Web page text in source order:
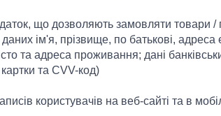
що дозволяють замовляти товари
даних ім'я, прізвище, по батькові,
та адреса проживання; дані
та CVV-код)
користувачів на веб-сайті та в